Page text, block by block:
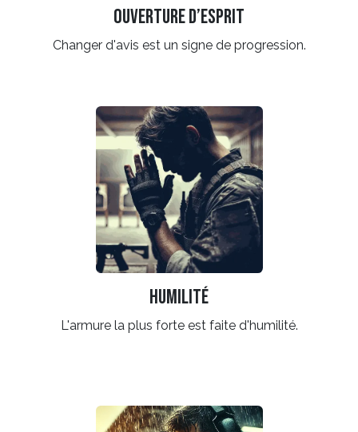
Ouverture d’esprit
Changer d'avis est un signe de progression.
Humilité
L'armure la plus forte est faite d'humilité.